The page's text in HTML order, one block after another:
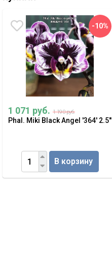
-10%
1 071 руб. 1 190 руб.
Phal. Miki Black Angel '364' 2.5''
В корзину